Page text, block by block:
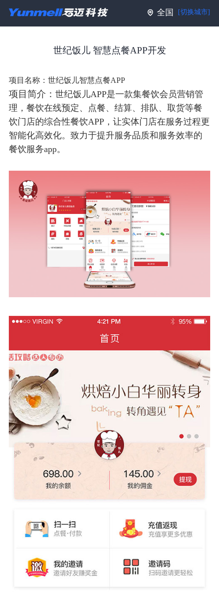
全国 [切换城市]
世纪饭儿 智慧点餐APP开发
项目名称： 世纪饭儿智慧点餐APP
项目简介： 世纪饭儿APP是一款集餐饮会员营销管
理，餐饮在线预定、点餐、结算、排队、取货等餐
饮门店的综合性餐饮APP，让实体门店在服务过程更
智能化高效化。致力于提升服务品质和服务效率的
餐饮服务app。